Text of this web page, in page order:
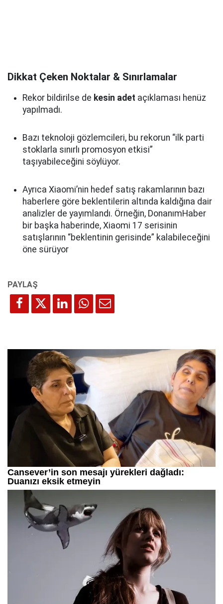
Dikkat Çeken Noktalar & Sınırlamalar
Rekor bildirilse de kesin adet açıklaması henüz
yapılmadı.
Bazı teknoloji gözlemcileri, bu rekorun “ilk parti
stoklarla sınırlı promosyon etkisi”
taşıyabileceğini söylüyor.
Ayrıca Xiaomi’nin hedef satış rakamlarının bazı
haberlere göre beklentilerin altında kaldığına dair
analizler de yayımlandı. Örneğin, DonanımHaber
bir başka haberinde, Xiaomi 17 serisinin
satışlarının “beklentinin gerisinde” kalabileceğini
öne sürüyor